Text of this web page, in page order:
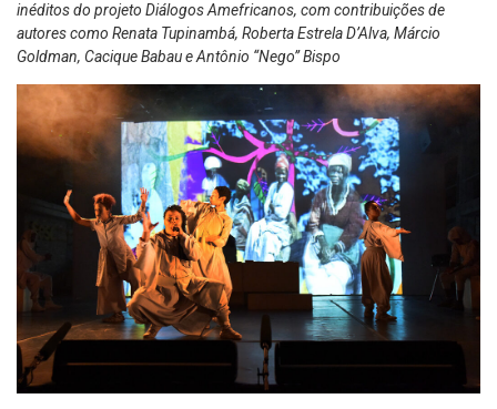
inéditos do projeto Diálogos Amefricanos, com contribuições de
autores como Renata Tupinambá, Roberta Estrela D’Alva, Márcio
Goldman, Cacique Babau e Antônio “Nego” Bispo